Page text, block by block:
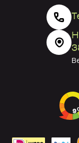
9